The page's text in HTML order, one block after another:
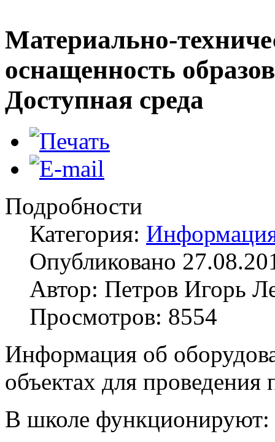
Материально-
оснащенность
Доступная среда
Подробности
Категория:
Опубликовано
Автор: Петров Игорь
Просмотров: 8554
Информация об
объектах для проведения
В школе функционируют: